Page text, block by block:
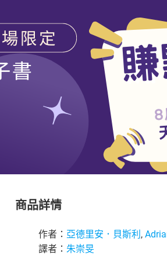
商品詳情
作者： 亞德里安．貝斯利 ,
譯者： 朱崇旻